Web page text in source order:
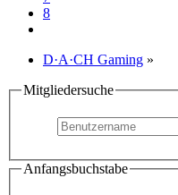
8
D·A·CH Gaming »
Mitgliedersuche
Anfangsbuchstabe